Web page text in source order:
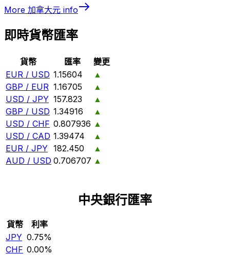
More 加拿大元 info
即時貨幣匯率
貨幣 匯率
變更
EUR / USD 1.15604
▲
GBP / EUR 1.16705
▲
USD / JPY 157.823
▲
GBP / USD 1.34916
▲
USD / CHF 0.807936 ▲
USD / CAD 1.39474
▲
EUR / JPY 182.450
▲
AUD / USD 0.706707 ▲
中央銀行匯率
貨幣
利率
JPY 0.75%
CHF 0.00%